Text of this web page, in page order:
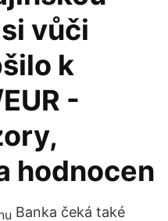
vůči
k
-
hodnocen
Banka čeká také